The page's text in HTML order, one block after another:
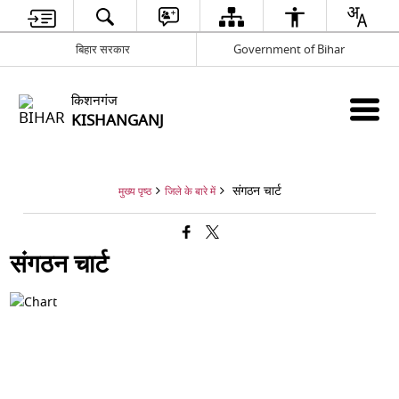
बिहार सरकार Government of Bihar
किशनगंज
KISHANGANJ
मुख्य पृष्ठ जिले के बारे में संगठन चार्ट
संगठन चार्ट